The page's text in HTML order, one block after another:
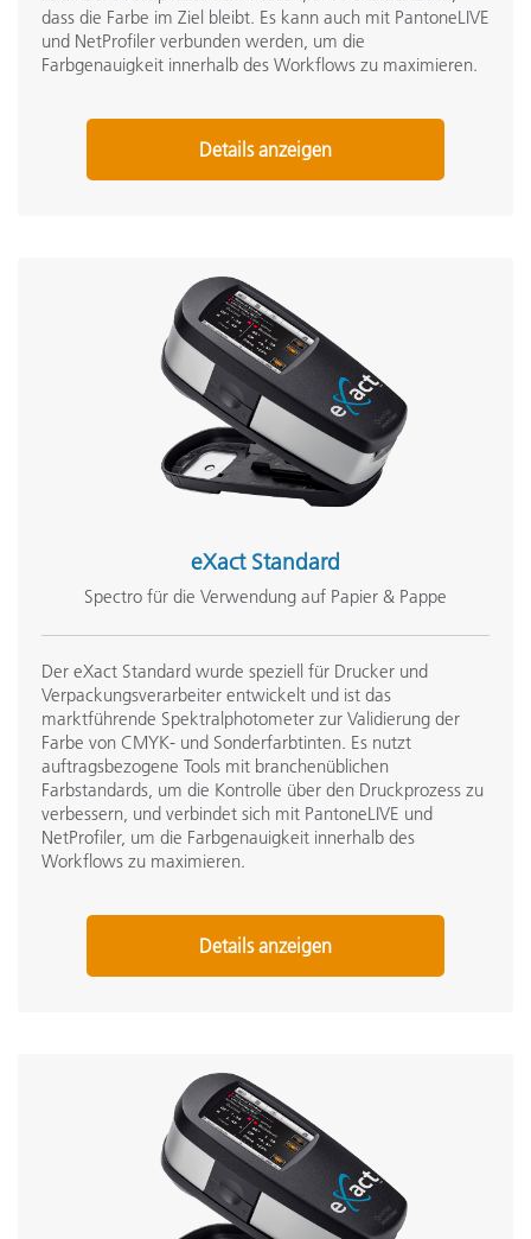
dass die Farbe im Ziel bleibt. Es kann auch mit PantoneLIVE
und NetProfiler verbunden werden, um die
Farbgenauigkeit innerhalb des Workflows zu maximieren.
Details anzeigen
eXact Standard
Spectro für die Verwendung auf Papier & Pappe
Der eXact Standard wurde speziell für Drucker und
Verpackungsverarbeiter entwickelt und ist das
marktführende Spektralphotometer zur Validierung der
Farbe von CMYK- und Sonderfarbtinten. Es nutzt
auftragsbezogene Tools mit branchenüblichen
Farbstandards, um die Kontrolle über den Druckprozess zu
verbessern, und verbindet sich mit PantoneLIVE und
NetProfiler, um die Farbgenauigkeit innerhalb des
Workflows zu maximieren.
Details anzeigen